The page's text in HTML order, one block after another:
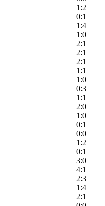
1:2
0:1
1:4
1:0
2:1
2:1
2:1
1:1
1:0
0:3
1:1
2:0
1:0
0:1
0:0
1:2
0:1
3:0
4:1
2:3
1:4
2:1